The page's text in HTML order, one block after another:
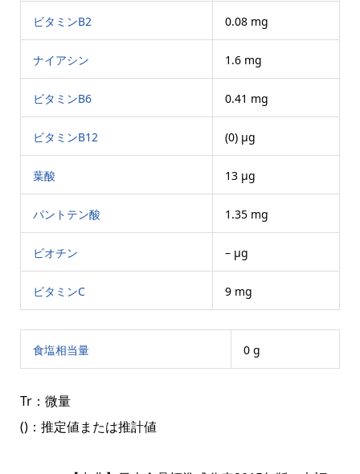
ビタミンB2 0.08 mg
ナイアシン 1.6 mg
ビタミンB6 0.41 mg
ビタミンB12 (0) μg
葉酸 13 μg
パントテン酸 1.35 mg
ビオチン – μg
ビタミンC 9 mg
食塩相当量 0 g
Tr：微量
()：推定値または推計値